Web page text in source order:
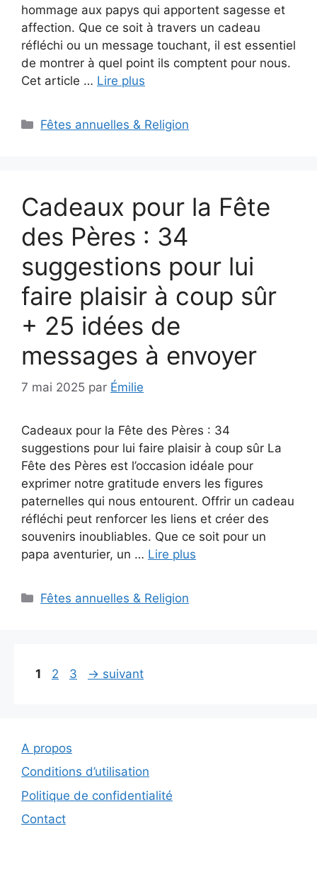
hommage aux papys qui apportent sagesse et
affection. Que ce soit à travers un cadeau
réfléchi ou un message touchant, il est essentiel
de montrer à quel point ils comptent pour nous.
Cet article … Lire plus
Catégories
Fêtes annuelles & Religion
Cadeaux pour la Fête
des Pères : 34
suggestions pour lui
faire plaisir à coup sûr
+ 25 idées de
messages à envoyer
7 mai 2025 par Émilie
Cadeaux pour la Fête des Pères : 34
suggestions pour lui faire plaisir à coup sûr La
Fête des Pères est l’occasion idéale pour
exprimer notre gratitude envers les figures
paternelles qui nous entourent. Offrir un cadeau
réfléchi peut renforcer les liens et créer des
souvenirs inoubliables. Que ce soit pour un
papa aventurier, un … Lire plus
Catégories
Fêtes annuelles & Religion
Page
1 Page
2 Page
3 → suivant
A propos
Conditions d’utilisation
Politique de confidentialité
Contact